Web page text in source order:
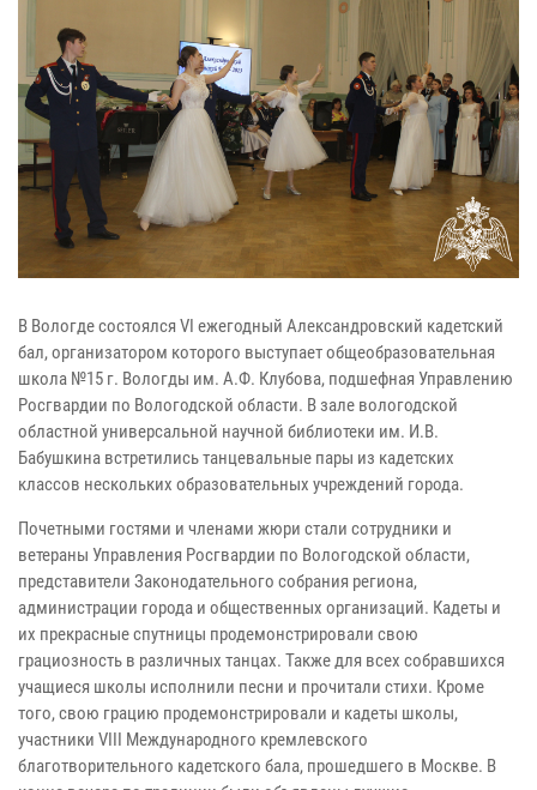
В Вологде состоялся VI ежегодный Александровский кадетский
бал, организатором которого выступает общеобразовательная
школа №15 г. Вологды им. А.Ф. Клубова, подшефная Управлению
Росгвардии по Вологодской области. В зале вологодской
областной универсальной научной библиотеки им. И.В.
Бабушкина встретились танцевальные пары из кадетских
классов нескольких образовательных учреждений города.
Почетными гостями и членами жюри стали сотрудники и
ветераны Управления Росгвардии по Вологодской области,
представители Законодательного собрания региона,
администрации города и общественных организаций. Кадеты и
их прекрасные спутницы продемонстрировали свою
грациозность в различных танцах. Также для всех собравшихся
учащиеся школы исполнили песни и прочитали стихи. Кроме
того, свою грацию продемонстрировали и кадеты школы,
участники VIII Международного кремлевского
благотворительного кадетского бала, прошедшего в Москве. В